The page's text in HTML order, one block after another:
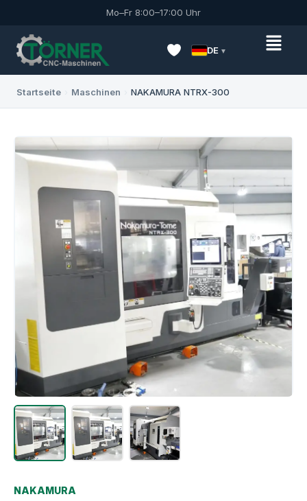
Mo–Fr 8:00–17:00 Uhr
DE
Startseite Maschinen NAKAMURA NTRX-300
NAKAMURA